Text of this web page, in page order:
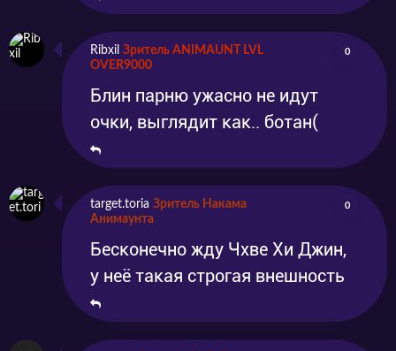
Ribxil Зритель ANIMAUNT LVL
OVER9000
0
Блин парню ужасно не идут
очки, выглядит как.. ботан(
target.toria Зритель Накама
Анимаунта
0
Бесконечно жду Чхве Хи Джин,
у неё такая строгая внешность